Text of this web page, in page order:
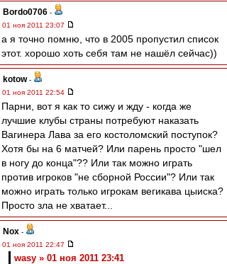
Bordo0706 -
01 ноя 2011 23:07
а я точно помню, что в 2005 пропустил список
этот. хорошо хоть себя там не нашёл сейчас))
kotow-
01 ноя 2011 22:54
Парни, вот я как то сижу и жду - когда же
лучшие клубы страны потребуют наказать
Вагинера Лава за его костоломский поступок?
Хотя бы на 6 матчей? Или парень просто "шел
в ногу до конца"?? Или так можно играть
против игроков "не сборной России"? Или так
можно играть только игрокам вегикава цыиска?
Просто зла не хватает...
Nox -
01 ноя 2011 22:47
wasy » 01 ноя 2011 23:41